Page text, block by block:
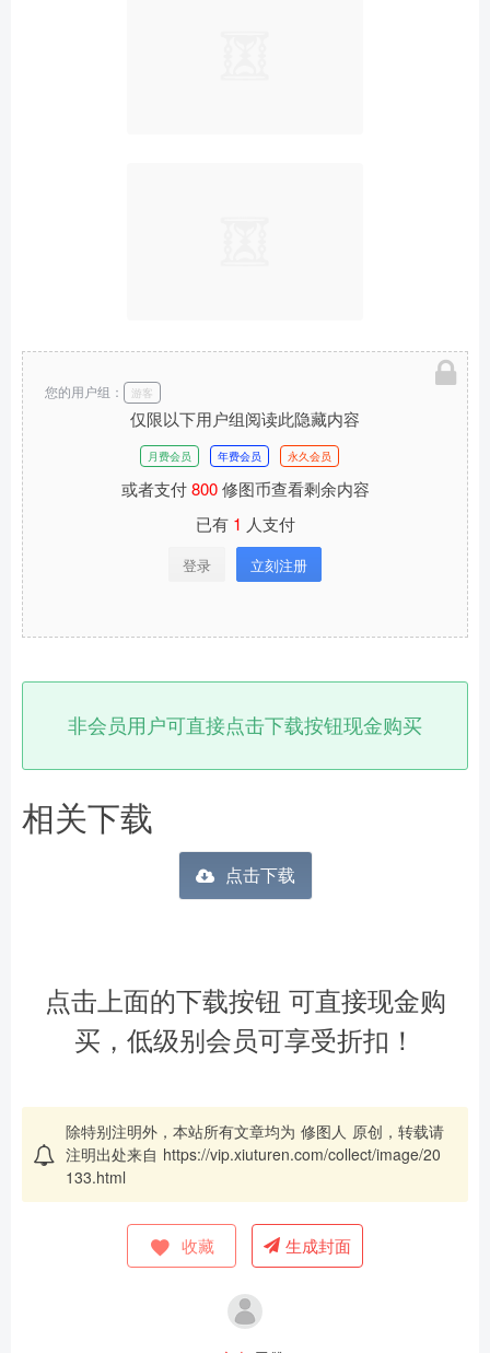
仅限以下用户组阅读此隐藏内容
月费会员 年费会员 永久会员
或者支付800修图币查看剩余内容
已有 1 人支付
登录 立刻注册
您的用户组： 游客
非会员用户可直接点击下载按钮现金购买
相关下载
点击下载
点击上面的下载按钮 可直接现金购
买，低级别会员可享受折扣！
除特别注明外，本站所有文章均为 修图人 原创，转载请
注明出处来自 https://vip.xiuturen.com/collect/image/20
133.html
收藏 生成封面